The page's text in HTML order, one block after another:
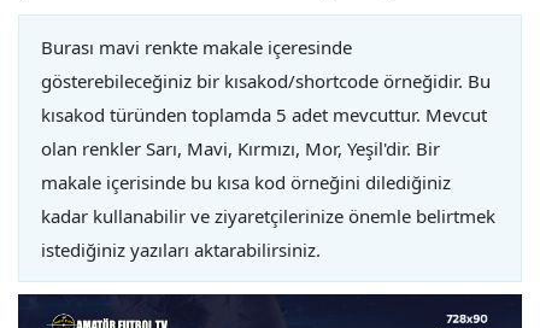
Burası mavi renkte makale içeresinde
gösterebileceğiniz bir kısakod/shortcode örneğidir. Bu
kısakod türünden toplamda 5 adet mevcuttur. Mevcut
olan renkler Sarı, Mavi, Kırmızı, Mor, Yeşil'dir. Bir
makale içerisinde bu kısa kod örneğini dilediğiniz
kadar kullanabilir ve ziyaretçilerinize önemle belirtmek
istediğiniz yazıları aktarabilirsiniz.